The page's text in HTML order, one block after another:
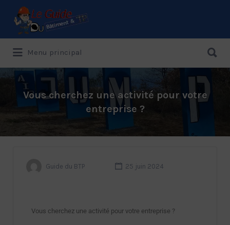
Le Guide de référence depuis 1995
Menu principal
Vous cherchez une activité pour votre
entreprise ?
Guide du BTP 25 juin 2024
Vous cherchez une activité pour votre entreprise ?